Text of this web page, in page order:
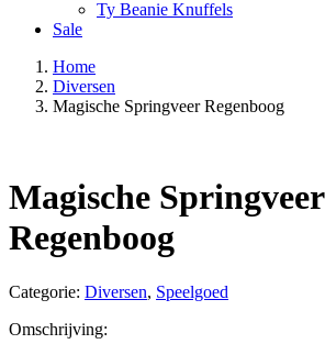
Ty Beanie Knuffels
Sale
Home
Diversen
Magische Springveer Regenboog
Magische Springveer
Regenboog
Categorie: Diversen, Speelgoed
Omschrijving: